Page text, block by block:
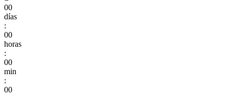
00
días
:
00
horas
:
00
min
:
00